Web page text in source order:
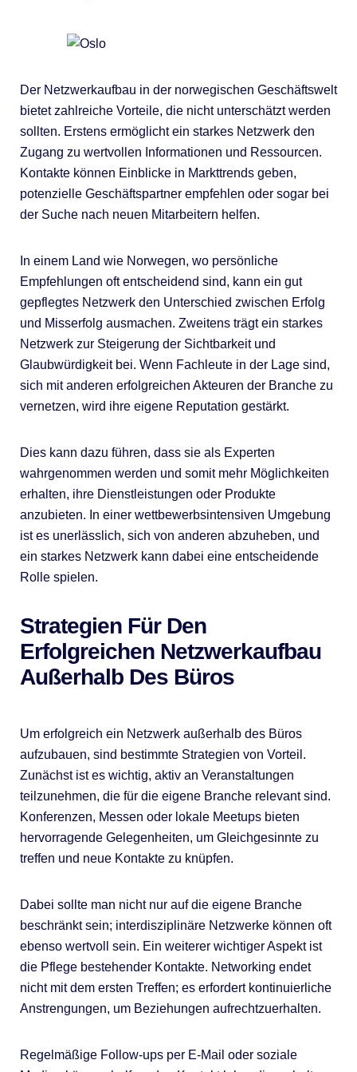
Der Netzwerkaufbau in der norwegischen Geschäftswelt
bietet zahlreiche Vorteile, die nicht unterschätzt werden
sollten. Erstens ermöglicht ein starkes Netzwerk den
Zugang zu wertvollen Informationen und Ressourcen.
Kontakte können Einblicke in Markttrends geben,
potenzielle Geschäftspartner empfehlen oder sogar bei
der Suche nach neuen Mitarbeitern helfen.
In einem Land wie Norwegen, wo persönliche
Empfehlungen oft entscheidend sind, kann ein gut
gepflegtes Netzwerk den Unterschied zwischen Erfolg
und Misserfolg ausmachen. Zweitens trägt ein starkes
Netzwerk zur Steigerung der Sichtbarkeit und
Glaubwürdigkeit bei. Wenn Fachleute in der Lage sind,
sich mit anderen erfolgreichen Akteuren der Branche zu
vernetzen, wird ihre eigene Reputation gestärkt.
Dies kann dazu führen, dass sie als Experten
wahrgenommen werden und somit mehr Möglichkeiten
erhalten, ihre Dienstleistungen oder Produkte
anzubieten. In einer wettbewerbsintensiven Umgebung
ist es unerlässlich, sich von anderen abzuheben, und
ein starkes Netzwerk kann dabei eine entscheidende
Rolle spielen.
Strategien Für Den
Erfolgreichen Netzwerkaufbau
Außerhalb Des Büros
Um erfolgreich ein Netzwerk außerhalb des Büros
aufzubauen, sind bestimmte Strategien von Vorteil.
Zunächst ist es wichtig, aktiv an Veranstaltungen
teilzunehmen, die für die eigene Branche relevant sind.
Konferenzen, Messen oder lokale Meetups bieten
hervorragende Gelegenheiten, um Gleichgesinnte zu
treffen und neue Kontakte zu knüpfen.
Dabei sollte man nicht nur auf die eigene Branche
beschränkt sein; interdisziplinäre Netzwerke können oft
ebenso wertvoll sein. Ein weiterer wichtiger Aspekt ist
die Pflege bestehender Kontakte. Networking endet
nicht mit dem ersten Treffen; es erfordert kontinuierliche
Anstrengungen, um Beziehungen aufrechtzuerhalten.
Regelmäßige Follow-ups per E-Mail oder soziale